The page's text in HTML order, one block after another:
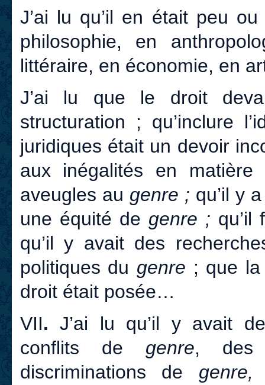
J’ai lu qu’il en était peu
philosophie, en
littéraire, en économie, en
J’ai lu que le droit
structuration ; qu’inclure
juridiques était un devoir
aux inégalités en
aveugles au genre ; qu’il y
une équité de genre ; qu’il
qu’il y avait des
politiques du genre ; que
droit était posée…
VII.J’ai lu qu’il y avait
conflits de genre, des
discriminations
de genre,